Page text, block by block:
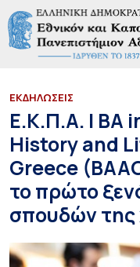
ΕΚΔΗΛΩΣΕΙΣ
Ε.Κ.Π.Α. | BA
History and
Greece
το πρώτο
σπουδών